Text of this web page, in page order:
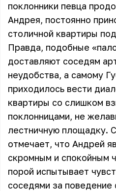
поклонники певца
Андрея, постоянно
столичной квартиры
Правда, подобные
доставляют соседям
неудобства, а самому
приходилось вести
квартиры со слишком
поклонницами, не
лестничную площадку.
отмечает, что Андрей
скромным и спокойным
порой испытывает
соседями за поведение